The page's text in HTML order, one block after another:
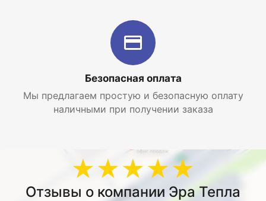
Безопасная оплата
Мы предлагаем простую и безопасную оплату
наличными при получении заказа
★★★★★
Отзывы о компании Эра Тепла